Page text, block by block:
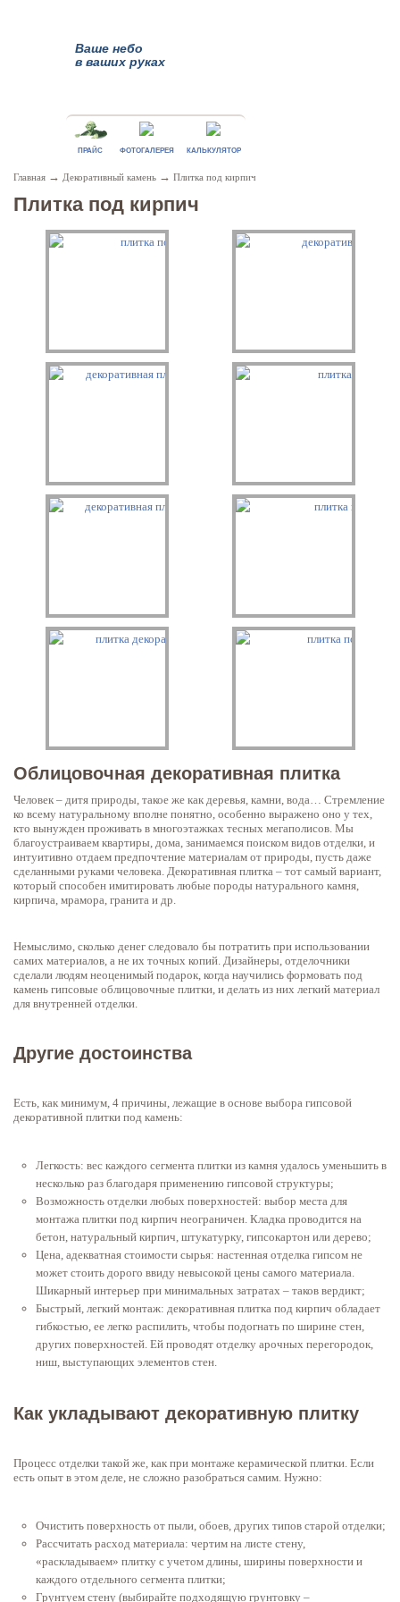
Ваше небо
в ваших руках
ПРАЙС ФОТОГАЛЕРЕЯ КАЛЬКУЛЯТОР
Главная → Декоративный камень → Плитка под кирпич
Плитка под кирпич
Облицовочная декоративная плитка
Человек – дитя природы, такое же как деревья, камни, вода… Стремление
ко всему натуральному вполне понятно, особенно выражено оно у тех,
кто вынужден проживать в многоэтажках тесных мегаполисов. Мы
благоустраиваем квартиры, дома, занимаемся поиском видов отделки, и
интуитивно отдаем предпочтение материалам от природы, пусть даже
сделанными руками человека. Декоративная плитка – тот самый вариант,
который способен имитировать любые породы натурального камня,
кирпича, мрамора, гранита и др.
Немыслимо, сколько денег следовало бы потратить при использовании
самих материалов, а не их точных копий. Дизайнеры, отделочники
сделали людям неоценимый подарок, когда научились формовать под
камень гипсовые облицовочные плитки, и делать из них легкий материал
для внутренней отделки.
Другие достоинства
Есть, как минимум, 4 причины, лежащие в основе выбора гипсовой
декоративной плитки под камень:
Легкость: вес каждого сегмента плитки из камня удалось уменьшить в
несколько раз благодаря применению гипсовой структуры;
Возможность отделки любых поверхностей: выбор места для
монтажа плитки под кирпич неограничен. Кладка проводится на
бетон, натуральный кирпич, штукатурку, гипсокартон или дерево;
Цена, адекватная стоимости сырья: настенная отделка гипсом не
может стоить дорого ввиду невысокой цены самого материала.
Шикарный интерьер при минимальных затратах – таков вердикт;
Быстрый, легкий монтаж: декоративная плитка под кирпич обладает
гибкостью, ее легко распилить, чтобы подогнать по ширине стен,
других поверхностей. Ей проводят отделку арочных перегородок,
ниш, выступающих элементов стен.
Как укладывают декоративную плитку
Процесс отделки такой же, как при монтаже керамической плитки. Если
есть опыт в этом деле, не сложно разобраться самим. Нужно:
Очистить поверхность от пыли, обоев, других типов старой отделки;
Рассчитать расход материала: чертим на листе стену,
«раскладываем» плитку с учетом длины, ширины поверхности и
каждого отдельного сегмента плитки;
Грунтуем стену (выбирайте подходящую грунтовку –